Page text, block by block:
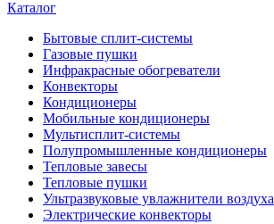
Каталог
Бытовые сплит-системы
Газовые пушки
Инфракрасные обогреватели
Конвекторы
Кондиционеры
Мобильные кондиционеры
Мультисплит-системы
Полупромышленные кондиционеры
Тепловые завесы
Тепловые пушки
Ультразвуковые увлажнители воздуха
Электрические конвекторы